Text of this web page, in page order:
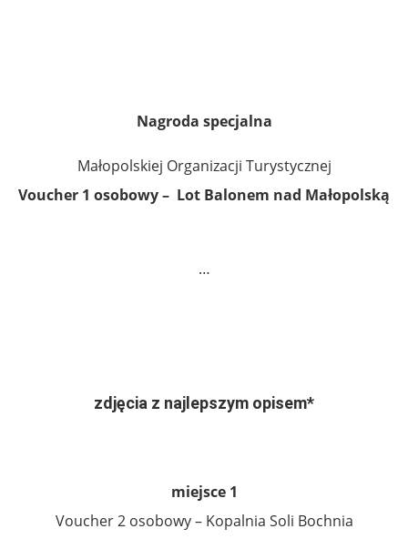
Nagroda specjalna
Małopolskiej Organizacji Turystycznej
Voucher 1 osobowy – Lot Balonem nad Małopolską
…
zdjęcia z najlepszym opisem*
miejsce 1
Voucher 2 osobowy – Kopalnia Soli Bochnia